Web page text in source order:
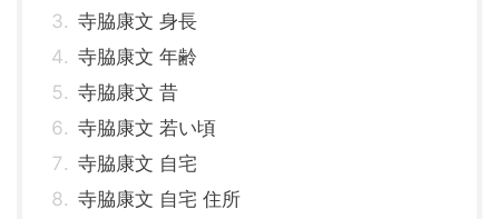
寺脇康文 身長
寺脇康文 年齢
寺脇康文 昔
寺脇康文 若い頃
寺脇康文 自宅
寺脇康文 自宅 住所